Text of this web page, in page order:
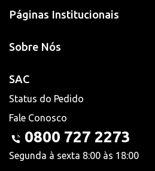
Páginas Institucionais
Sobre Nós
SAC
Status do Pedido
Fale Conosco
0800 727 2273
Segunda à sexta 8:00 às 18:00